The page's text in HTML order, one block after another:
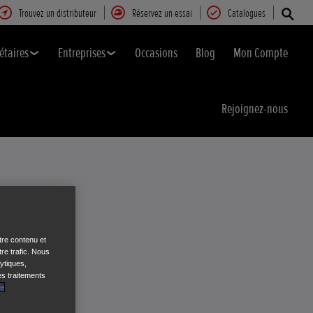
Trouvez un distributeur Réservez un essai Catalogues
Entreprises Occasions Blog Mon Compte
Rejoignez-nous
contenu et
trafic. Nous
traitements